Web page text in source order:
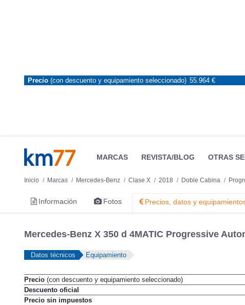
MARCAS REVISTA/BLOG OTRAS
Inicio Marcas Mercedes-Benz Clase X 2018 Doble Cabina
Información Fotos Precios, datos y
Mercedes-Benz X 350 d 4MATIC Progressive
Datos técnicos Equipamiento
Precio (con descuento y equipamiento seleccionado)
Descuento oficial
Precio sin impuestos
Precio (con descuento y equipamiento seleccionado) 55.964 €